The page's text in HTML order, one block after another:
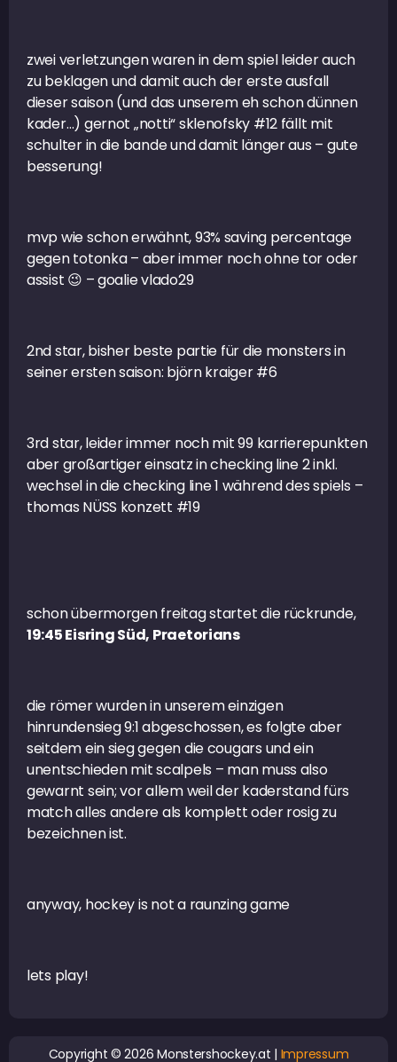
zwei verletzungen waren in dem spiel leider auch
zu beklagen und damit auch der erste ausfall
dieser saison (und das unserem eh schon dünnen
kader…) gernot „notti“ sklenofsky #12 fällt mit
schulter in die bande und damit länger aus – gute
besserung!
mvp wie schon erwähnt, 93% saving percentage
gegen totonka – aber immer noch ohne tor oder
assist 😉 – goalie vlado29
2nd star, bisher beste partie für die monsters in
seiner ersten saison: björn kraiger #6
3rd star, leider immer noch mit 99 karrierepunkten
aber großartiger einsatz in checking line 2 inkl.
wechsel in die checking line 1 während des spiels –
thomas NÜSS konzett #19
schon übermorgen freitag startet die rückrunde,
19:45 Eisring Süd, Praetorians
die römer wurden in unserem einzigen
hinrundensieg 9:1 abgeschossen, es folgte aber
seitdem ein sieg gegen die cougars und ein
unentschieden mit scalpels – man muss also
gewarnt sein; vor allem weil der kaderstand fürs
match alles andere als komplett oder rosig zu
bezeichnen ist.
anyway, hockey is not a raunzing game
lets play!
Copyright © 2026 Monstershockey.at | Impressum